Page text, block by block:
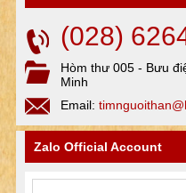
(028)
Hòm thư 005 - Bưu
Minh
Email:
Zalo Official Account